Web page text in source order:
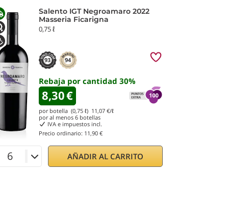
Salento IGT Negroamaro 2022
Masseria Ficarigna
0,75 ℓ
93 94
Rebaja por cantidad 30%
8,30€
por botella (0,75 ℓ) 11,07 €/ℓ
por al menos 6 botellas
IVA e impuestos incl.
Precio ordinario: 11,90 €
AÑADIR AL CARRITO